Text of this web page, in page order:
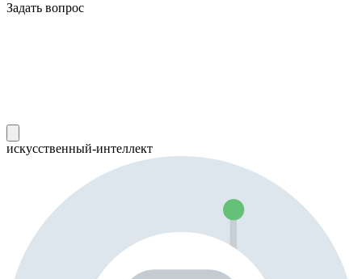
Задать вопрос
искусственный-интеллект